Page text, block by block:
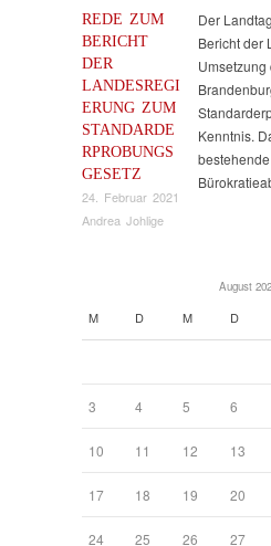
REDE ZUM
BERICHT
DER
LANDESREGI
ERUNG ZUM
STANDARDE
RPROBUNGS
GESETZ
24. Februar 2021
Andrea Johlige
Der
Bericht der
Umsetzung
Kenntnis.
August
M D M D
3 4 5 6
10 11 12 13
17 18 19 20
24 25 26 27